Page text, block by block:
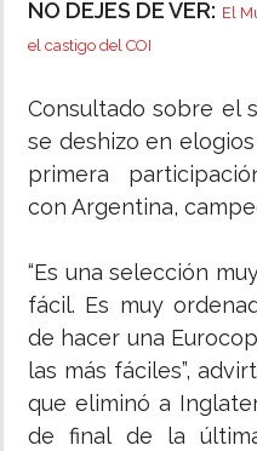
NO DEJES DE VER: El
el castigo del COI
Consultado sobre el
se deshizo en
primera
con Argentina,
“Es una selección
fácil. Es muy
de hacer una
las más fáciles”,
que eliminó a
de final de la